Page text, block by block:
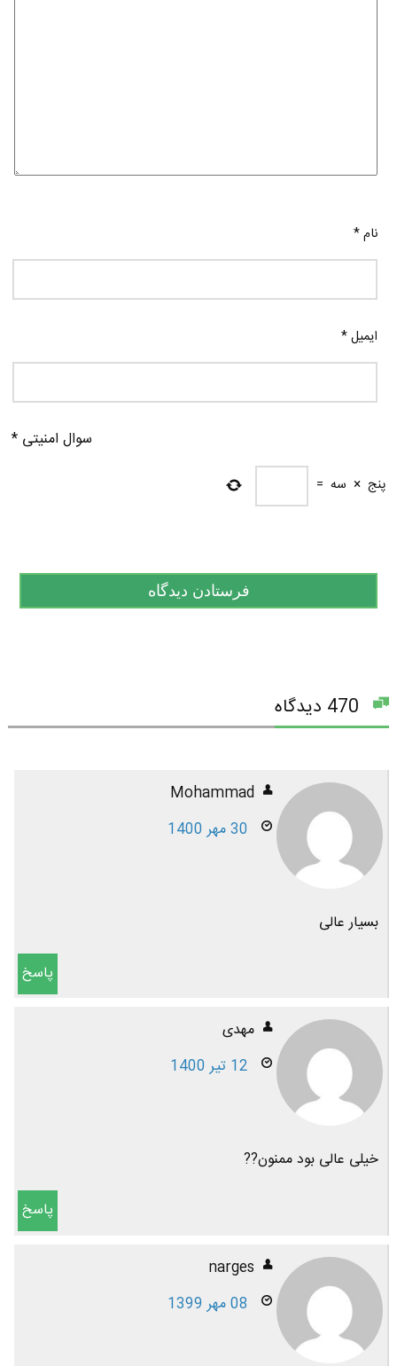
نام*
ایمیل*
سوال امنیتی *
پنج × سه =
Mohammad
30 مهر 1400
بسیار عالی
پاسخ
مهدی
12 تیر 1400
خیلی عالی بود ممنون??
پاسخ
narges
08 مهر 1399